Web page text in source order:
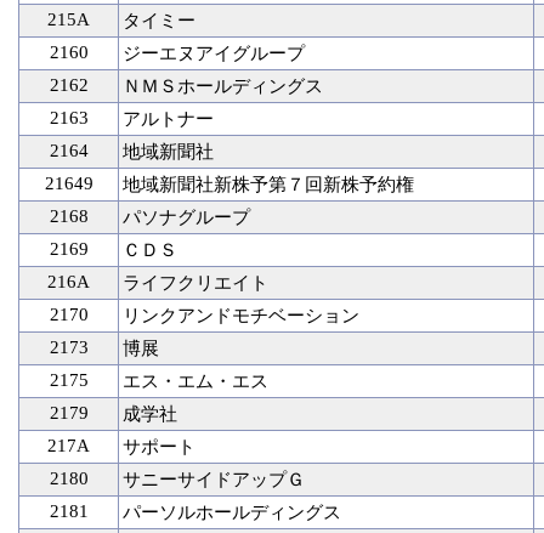
215A
タイミー
2160
ジーエヌアイグループ
2162
ＮＭＳホールディングス
2163
アルトナー
2164
地域新聞社
21649
地域新聞社新株予第７回新株予約権
2168
パソナグループ
2169
ＣＤＳ
216A
ライフクリエイト
2170
リンクアンドモチベーション
2173
博展
2175
エス・エム・エス
2179
成学社
217A
サポート
2180
サニーサイドアップＧ
2181
パーソルホールディングス